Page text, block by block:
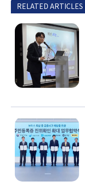
RELATED ARTICLES